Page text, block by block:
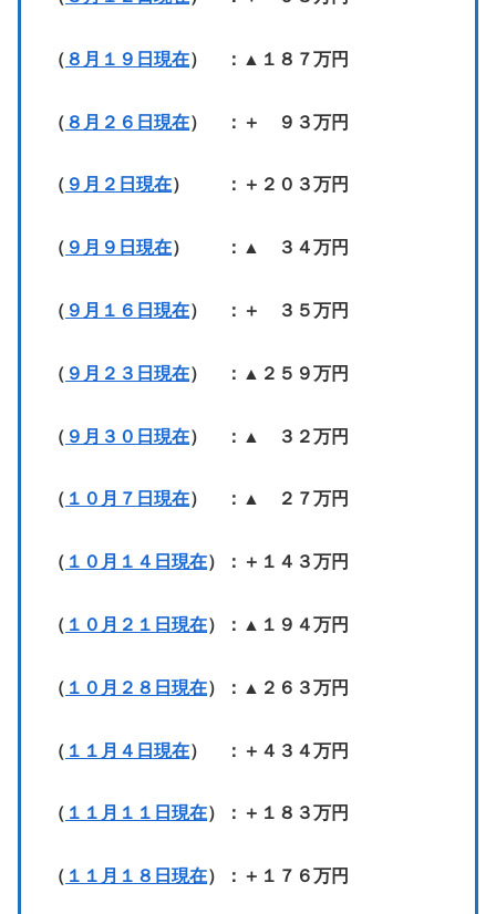
（ ８月１９日現在） ：▲１８７万円
（ ８月２６日現在） ：＋ ９３万円
（ ９月２日現在） ：＋２０３万円
（ ９月９日現在） ：▲ ３４万円
（ ９月１６日現在） ：＋ ３５万円
（ ９月２３日現在） ：▲２５９万円
（ ９月３０日現在） ：▲ ３２万円
（ １０月７日現在） ：▲ ２７万円
（ １０月１４日現在）：＋１４３万円
（ １０月２１日現在）：▲１９４万円
（ １０月２８日現在）：▲２６３万円
（ １１月４日現在） ：＋４３４万円
（ １１月１１日現在）：＋１８３万円
（ １１月１８日現在）：＋１７６万円